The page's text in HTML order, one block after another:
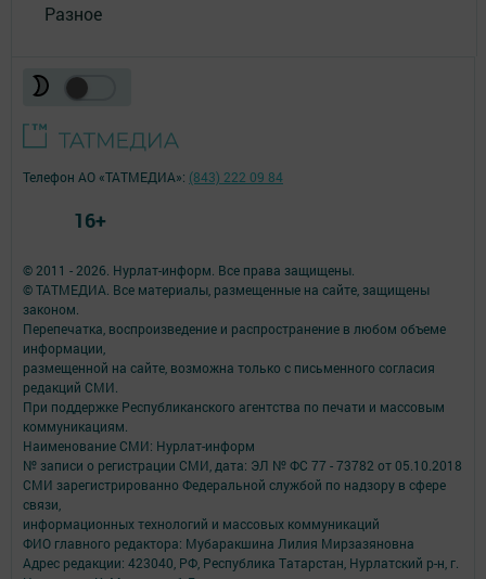
Разное
© 2011 - 2026. Нурлат-⁠информ. Все права защищены.
© ТАТМЕДИА. Все материалы, размещенные на сайте, защищены
законом.
Перепечатка, воспроизведение и распространение в любом объеме
информации,
размещенной на сайте, возможна только с письменного согласия
редакций СМИ.
При поддержке Республиканского агентства по печати и массовым
коммуникациям.
Наименование СМИ: Нурлат-⁠информ
№ записи о регистрации СМИ, дата: ЭЛ № ФС 77 -⁠ 73782 от 05.10.2018
СМИ зарегистрированно Федеральной службой по надзору в сфере
связи,
информационных технологий и массовых коммуникаций
ФИО главного редактора: Мубаракшина Лилия Мирзазяновна
Адрес редакции: 423040, РФ, Республика Татарстан, Нурлатский р-н, г.
Телефон АО «ТАТМЕДИА»: (843) 222 09 84
16+